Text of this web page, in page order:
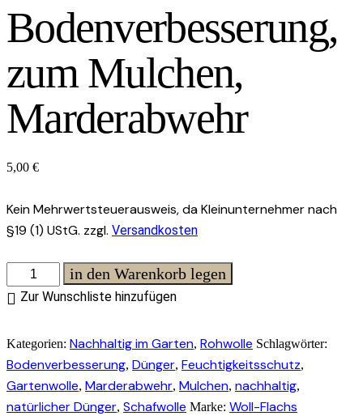
Bodenverbesserung,
zum Mulchen,
Marderabwehr
5,00 €
Kein Mehrwertsteuerausweis, da Kleinunternehmer nach
§19 (1) UStG. zzgl. Versandkosten
Schafwolle
zur
Mulchen,
Marderabwehr
Menge
in den Warenkorb legen
Zur Wunschliste hinzufügen
Kategorien: Nachhaltig im Garten, Rohwolle Schlagwörter:
Bodenverbesserung, Dünger, Feuchtigkeitsschutz,
Gartenwolle, Marderabwehr, Mulchen, nachhaltig,
natürlicher Dünger, Schafwolle Marke: Woll-Flachs